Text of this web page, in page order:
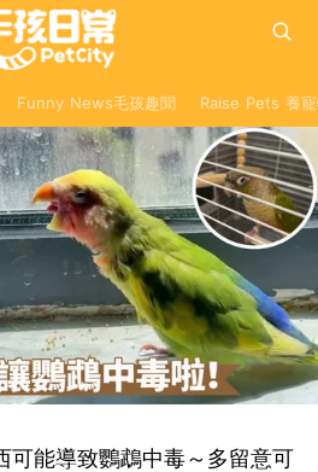
Funny News毛孩趣聞 Raise Pets 養
可能導致鸚鵡中毒～多留意可